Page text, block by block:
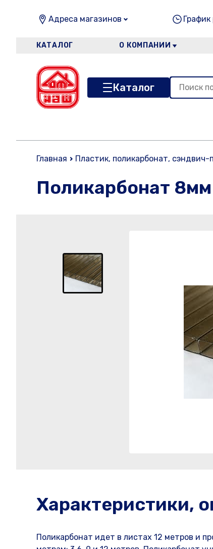
Адреса магазинов
КАТАЛОГ О КОМПАНИИ
Каталог
Главная Пластик, поликарбонат, сэндвич-
Поликарбонат 8мм
Характеристики,
Поликарбонат идет в листах 12 метров и